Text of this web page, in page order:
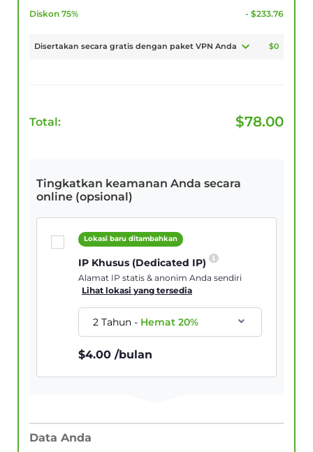
Diskon 75% - $233.76
Disertakan secara gratis dengan paket VPN Anda $0
Total: $78.00
Tingkatkan keamanan Anda secara
online (opsional)
Lokasi baru ditambahkan
IP Khusus (Dedicated IP)
Alamat IP statis & anonim Anda sendiri
Lihat lokasi yang tersedia
2 Tahun- Hemat20%
$4.00 /bulan
Data Anda